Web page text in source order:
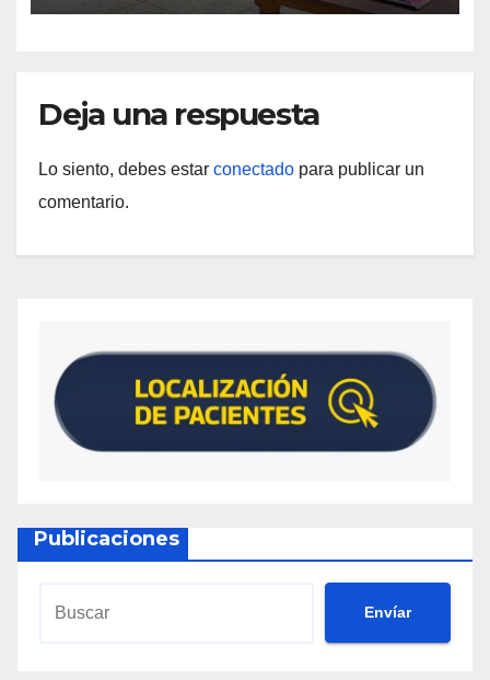
Deja una respuesta
Lo siento, debes estar conectado para publicar un
comentario.
Publicaciones
Envíar